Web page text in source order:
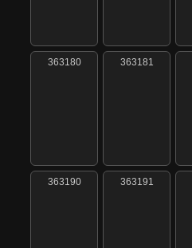
363180 363181
363190 363191